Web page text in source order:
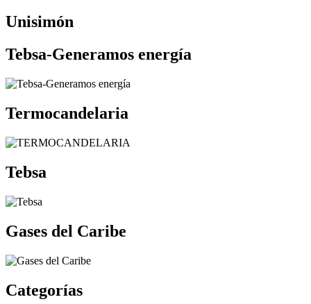
Unisimón
Tebsa-Generamos energía
Termocandelaria
Tebsa
Gases del Caribe
Categorías